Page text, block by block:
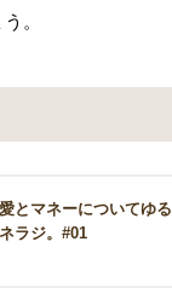
。
とマネーについてゆ
ラジ。#01